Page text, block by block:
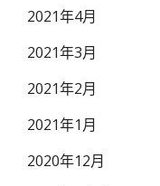
2021年4月
2021年3月
2021年2月
2021年1月
2020年12月